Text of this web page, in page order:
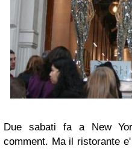
Due sabati fa a New
comment. Ma il ristorante